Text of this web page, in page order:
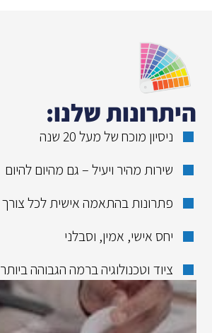
היתרונות שלנו:
ניסיון מוכח של מעל 20 שנה
שירות מהיר ויעיל – גם מהיום להיום
פתרונות בהתאמה אישית לכל צורך
יחס אישי, אמין, וסבלני
ציוד וטכנולוגיה ברמה הגבוהה ביותר